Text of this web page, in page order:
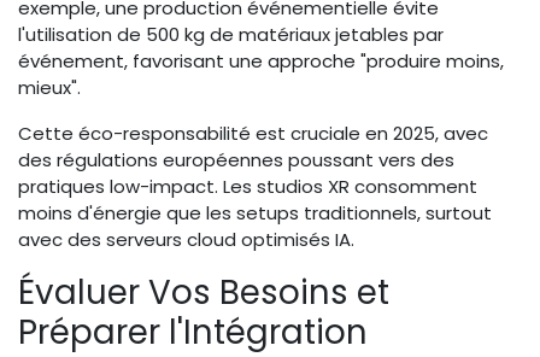
exemple, une production événementielle évite
l'utilisation de 500 kg de matériaux jetables par
événement, favorisant une approche "produire moins,
mieux".
Cette éco-responsabilité est cruciale en 2025, avec
des régulations européennes poussant vers des
pratiques low-impact. Les studios XR consomment
moins d'énergie que les setups traditionnels, surtout
avec des serveurs cloud optimisés IA.
Évaluer Vos Besoins et
Préparer l'Intégration